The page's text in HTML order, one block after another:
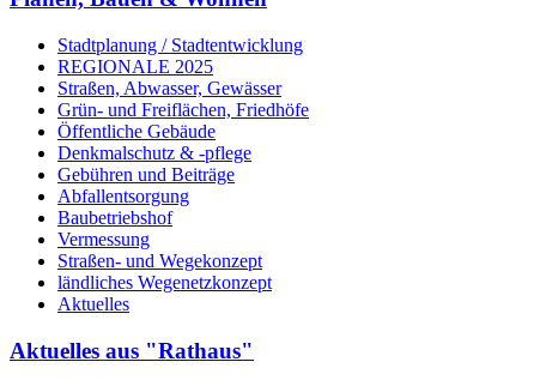
Stadtplanung / Stadtentwicklung
REGIONALE 2025
Straßen, Abwasser, Gewässer
Grün- und Freiflächen, Friedhöfe
Öffentliche Gebäude
Denkmalschutz & -pflege
Gebühren und Beiträge
Abfallentsorgung
Baubetriebshof
Vermessung
Straßen- und Wegekonzept
ländliches Wegenetzkonzept
Aktuelles
Aktuelles aus "Rathaus"